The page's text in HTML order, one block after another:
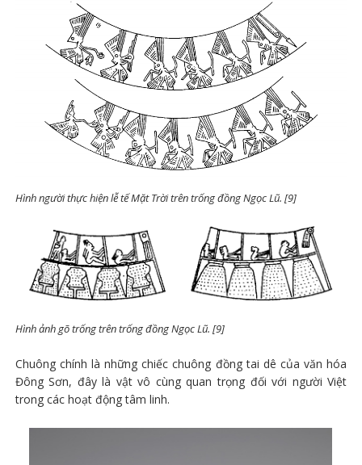
Hình người thực hiện lễ tế Mặt Trời trên trống đồng Ngọc Lũ. [9]
Hình ảnh gõ trống trên trống đồng Ngọc Lũ. [9]
Chuông chính là những chiếc chuông đồng tai dê của văn hóa
Đông Sơn, đây là vật vô cùng quan trọng đối với người Việt
trong các hoạt động tâm linh.